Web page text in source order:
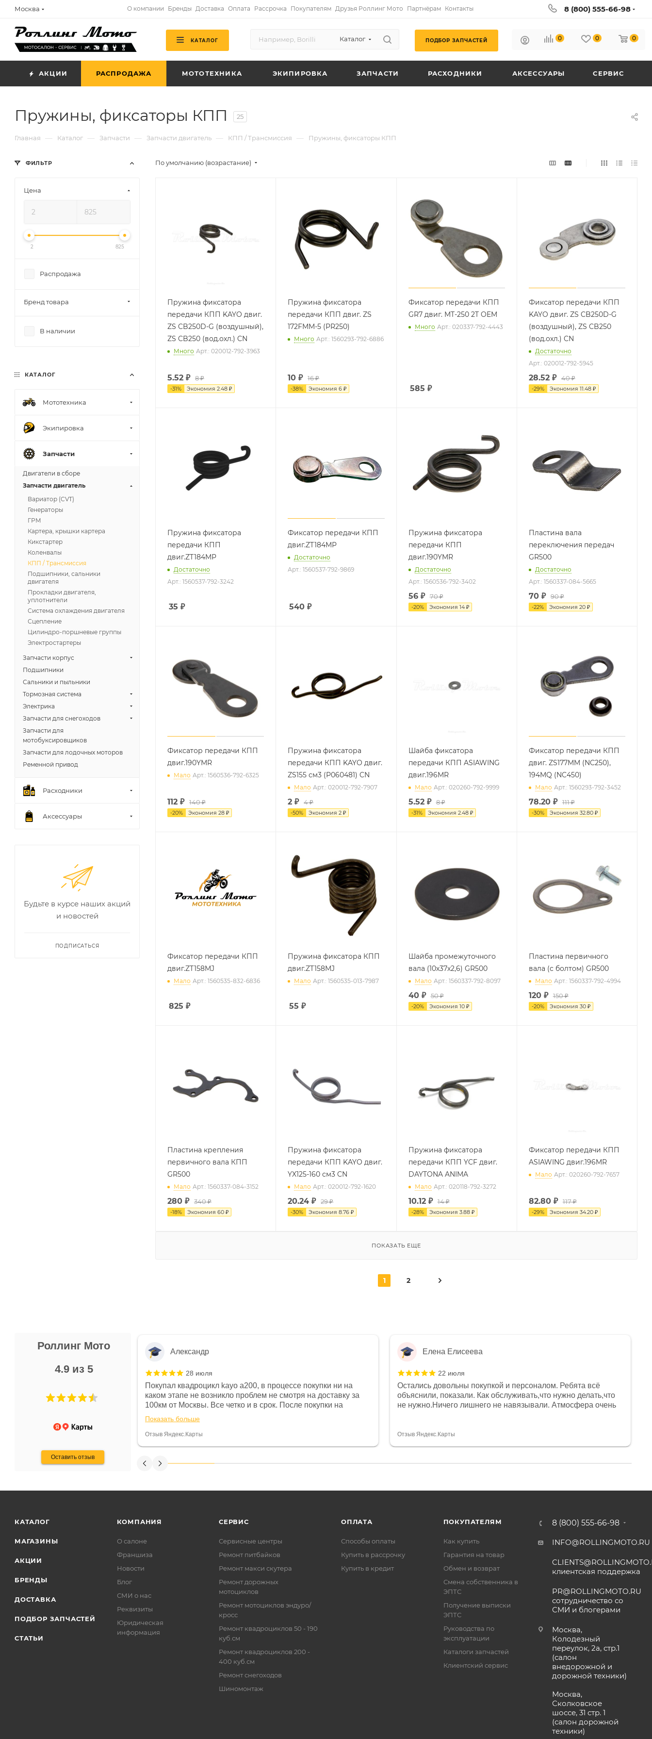
Москва О компании Бренды Доставка Оплата Рассрочка Покупателям Друзья Роллинг Мото Партнёрам Контакты 8 (800) 555-66-98
КАТАЛОГ Каталог ПОДБОР ЗАПЧАСТЕЙ 0 0 0
АКЦИИ РАСПРОДАЖА МОТОТЕХНИКА ЭКИПИРОВКА ЗАПЧАСТИ РАСХОДНИКИ АКСЕССУАРЫ СЕРВИС
Пружины, фиксаторы КПП 25
Главная — Каталог — Запчасти — Запчасти двигатель — КПП / Трансмиссия — Пружины, фиксаторы КПП
По умолчанию (возрастание)
Пружина фиксатора
передачи КПП KAYO двиг.
ZS CB250D-G (воздушный),
ZS CB250 (вод.охл.) CN
Много Арт.: 020012-792-3963
5.52 ₽ 8 ₽
-31% Экономия 2.48 ₽
Пружина фиксатора
передачи КПП двиг. ZS
172FMM-5 (PR250)
Много Арт.: 1560293-792-6886
10 ₽ 16 ₽
-38% Экономия6 ₽
Фиксатор передачи КПП
GR7 двиг. MT-250 2T OEM
Много Арт.: 020337-792-4443
585 ₽
Фиксатор передачи КПП
KAYO двиг. ZS CB250D-G
(воздушный), ZS CB250
(вод.охл.) CN
Достаточно
Арт.: 020012-792-5945
28.52₽ 40 ₽
-29% Экономия 11.48 ₽
Пружина фиксатора
передачи КПП
двиг.ZT184MP
Достаточно
Арт.: 1560537-792-3242
35 ₽
Фиксатор передачи КПП
двиг.ZT184MP
Достаточно
Арт.: 1560537-792-9869
540 ₽
Пружина фиксатора
передачи КПП
двиг.190YMR
Достаточно
Арт.: 1560536-792-3402
56₽ 70 ₽
-20% Экономия 14 ₽
Пластина вала
переключения передач
GR500
Достаточно
Арт.: 1560337-084-5665
70₽ 90 ₽
-22% Экономия 20 ₽
Фиксатор передачи КПП
двиг.190YMR
Мало Арт.: 1560536-792-6325
112 ₽ 140 ₽
-20% Экономия 28 ₽
Пружина фиксатора
передачи КПП KAYO двиг.
ZS155 см3 (P060481) CN
Мало Арт.: 020012-792-7907
2 ₽ 4 ₽
-50% Экономия2 ₽
Шайба фиксатора
передачи КПП ASIAWING
двиг.196MR
Мало Арт.: 020260-792-9999
5.52₽ 8 ₽
-31% Экономия 2.48 ₽
Фиксатор передачи КПП
двиг. ZS177MM (NC250),
194MQ (NC450)
Мало Арт.: 1560293-792-3452
78.20₽ 111 ₽
-30% Экономия 32.80 ₽
Фиксатор передачи КПП
двиг.ZT158MJ
Мало Арт.: 1560535-832-6836
825 ₽
Пружина фиксатора КПП
двиг.ZT158MJ
Мало Арт.: 1560535-013-7987
55 ₽
Шайба промежуточного
вала (10х37х2,6) GR500
Мало Арт.: 1560337-792-8097
40₽ 50 ₽
-20% Экономия 10 ₽
Пластина первичного
вала (с болтом) GR500
Мало Арт.: 1560337-792-4994
120₽ 150 ₽
-20% Экономия 30 ₽
Пластина крепления
первичного вала КПП
GR500
Мало Арт.: 1560337-084-3152
280 ₽ 340 ₽
-18% Экономия 60 ₽
Пружина фиксатора
передачи КПП KAYO двиг.
YX125-160 см3 CN
Мало Арт.: 020012-792-1620
20.24 ₽ 29 ₽
-30% Экономия8.76 ₽
Пружина фиксатора
передачи КПП YCF двиг.
DAYTONA ANIMA
Мало Арт.: 020118-792-3272
10.12₽ 14 ₽
-28% Экономия 3.88 ₽
Фиксатор передачи КПП
ASIAWING двиг.196MR
Мало Арт.: 020260-792-7657
82.80₽ 117 ₽
-29% Экономия 34.20 ₽
ПОКАЗАТЬ ЕЩЕ
1 2
ФИЛЬТР
Цена
2 825
Распродажа
Бренд товара
В наличии
КАТАЛОГ
Мототехника
Экипировка
Запчасти
Двигатели в сборе
Запчасти двигатель
Вариатор (CVT)
Генераторы
ГРМ
Картера, крышки картера
Кикстартер
Коленвалы
КПП / Трансмиссия
Подшипники, сальники
двигателя
Прокладки двигателя,
уплотнители
Система охлаждения двигателя
Сцепление
Цилиндро-поршневые группы
Электростартеры
Запчасти корпус
Подшипники
Сальники и пыльники
Тормозная система
Электрика
Запчасти для снегоходов
Запчасти для
мотобуксировщиков
Запчасти для лодочных моторов
Ременной привод
Расходники
Аксессуары
Будьте в курсе наших акций
и новостей
ПОДПИСАТЬСЯ
Роллинг Мото
4.9 из 5
Оставить отзыв
Не понравились условия
и дают только на год)
Александр
28 июля
Покупал квадроцикл kayo a200, в процессе покупки ни на
каком этапе не возникло проблем не смотря на доставку за
100км от Москвы. Все четко и в срок. После покупки на
спидометре всегда был 0, при этом представители магазина
постоянно были на связи и в итоге проблема была решена.
Считаю, что это говорит о небезразличии к клиенту после
Показать больше
Отзыв Яндекс.Карты
Елена Елисеева
22 июля
Остались довольны покупкой и персоналом. Ребята всё
объяснили, показали. Как обслуживать,что нужно делать,что
не нужно.Ничего лишнего не навязывали. Атмосфера очень
огромное спасибо Дмитрию, за клиентоориентированность и
Отзыв Яндекс.Карты
КАТАЛОГ
МАГАЗИНЫ
АКЦИИ
БРЕНДЫ
ДОСТАВКА
ПОДБОР ЗАПЧАСТЕЙ
СТАТЬИ
КОМПАНИЯ
О салоне
Франшиза
Новости
Блог
СМИ о нас
Реквизиты
Юридическая
информация
СЕРВИС
Сервисные центры
Ремонт питбайков
Ремонт макси скутера
Ремонт дорожных
мотоциклов
Ремонт мотоциклов эндуро/
кросс
Ремонт квадроциклов 50 - 190
куб.см
Ремонт квадроциклов 200 -
400 куб.см
Ремонт снегоходов
Шиномонтаж
ОПЛАТА
Способы оплаты
Купить в рассрочку
Купить в кредит
ПОКУПАТЕЛЯМ
Как купить
Гарантия на товар
Обмен и возврат
Смена собственника в
ЭПТС
Получение выписки
ЭПТС
Руководства по
эксплуатации
Каталоги запчастей
Клиентский сервис
8 (800) 555-66-98
INFO@ROLLINGMOTO.RU
клиентская поддержка
PR@ROLLINGMOTO.RU
сотрудничество со
СМИ и блогерами
Москва,
Колодезный
переулок, 2а, стр.1
(салон
внедорожной и
дорожной техники)
Москва,
Сколковское
шоссе, 31 стр. 1
(салон дорожной
техники)